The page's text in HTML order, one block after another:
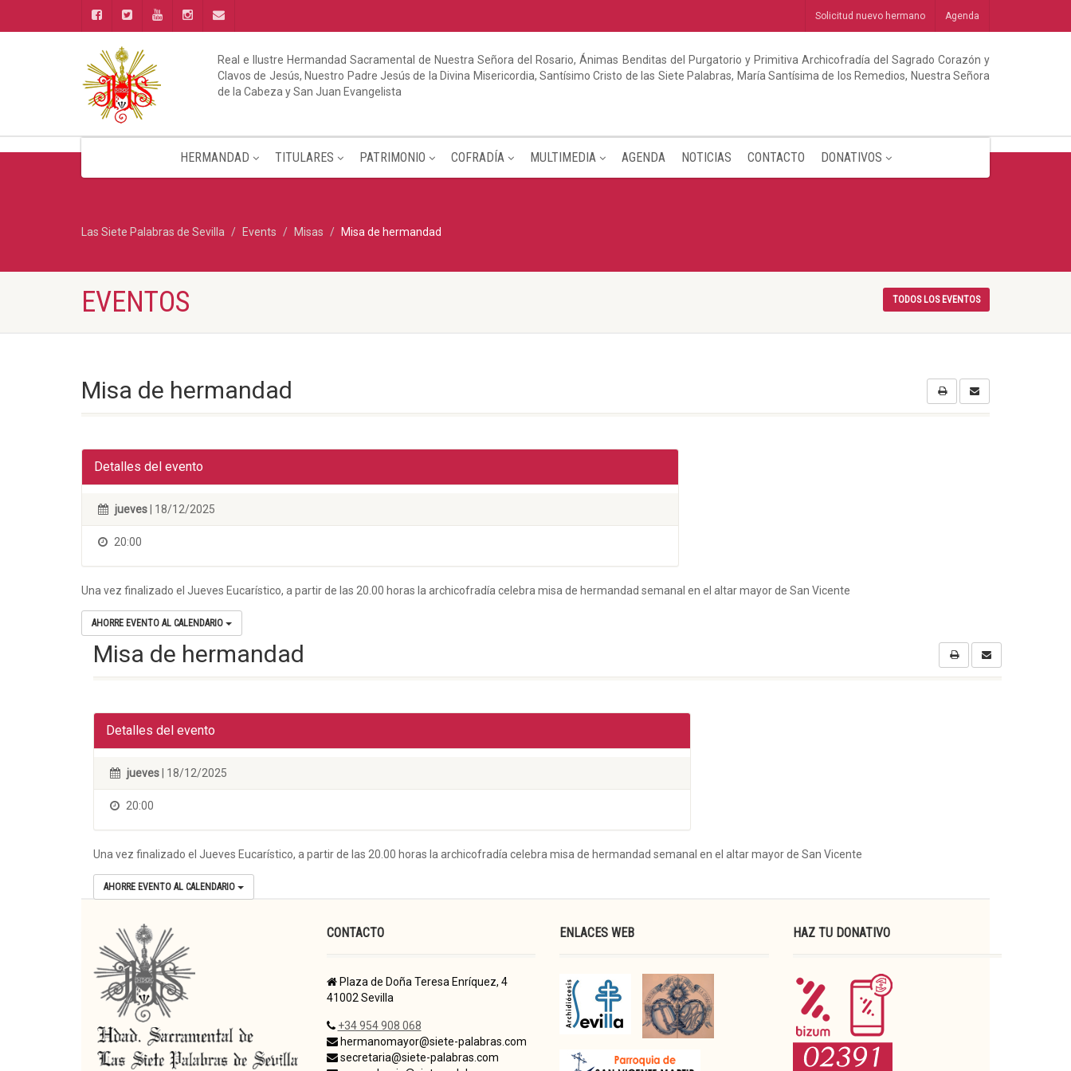
Solicitud nuevo hermano Agenda
Real e Ilustre Hermandad Sacramental de Nuestra Señora del Rosario, Ánimas Benditas del Purgatorio y Primitiva Archicofradía del Sagrado Corazón y
Clavos de Jesús, Nuestro Padre Jesús de la Divina Misericordia, Santísimo Cristo de las Siete Palabras, María Santísima de los Remedios, Nuestra Señora
de la Cabeza y San Juan Evangelista
HERMANDAD TITULARES PATRIMONIO COFRADÍA MULTIMEDIA AGENDA NOTICIAS CONTACTO DONATIVOS
Las Siete Palabras de Sevilla Events Misas Misa de hermandad
EVENTOS TODOS LOS EVENTOS
Misa de hermandad
Detalles del evento
jueves | 18/12/2025
20:00
Una vez finalizado el Jueves Eucarístico, a partir de las 20.00 horas la archicofradía celebra misa de hermandad semanal en el altar mayor de San Vicente
AHORRE EVENTO AL CALENDARIO
Misa de hermandad
Detalles del evento
jueves | 18/12/2025
20:00
Una vez finalizado el Jueves Eucarístico, a partir de las 20.00 horas la archicofradía celebra misa de hermandad semanal en el altar mayor de San Vicente
AHORRE EVENTO AL CALENDARIO
CONTACTO
Plaza de Doña Teresa Enríquez, 4
41002 Sevilla
+34 954 908 068
hermanomayor@siete-palabras.com
secretaria@siete-palabras.com
ENLACES WEB HAZ TU DONATIVO